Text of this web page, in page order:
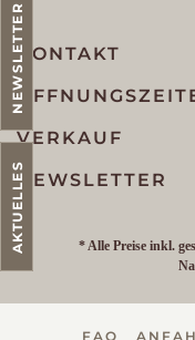
KONTAKT
VERKAUF
NEWSLETTER
* Alle Preise inkl.
FAQ
AKTUELLES
NEWSLETTER